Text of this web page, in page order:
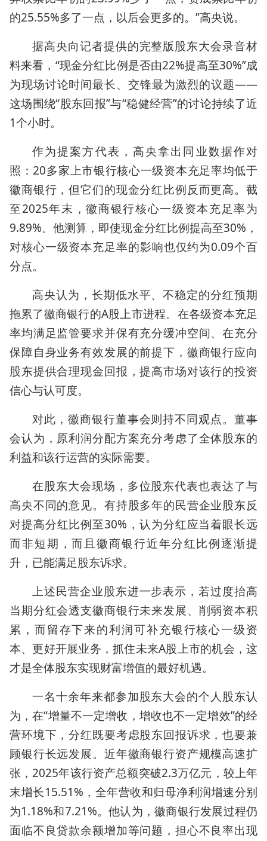
的25.55%多了一点，以后会更多的。”高央说。
据高央向记者提供的完整版股东大会录音材
料来看，“现金分红比例是否由22%提高至30%”成
为现场讨论时间最长、交锋最为激烈的议题——
这场围绕“股东回报”与“稳健经营”的讨论持续了近
1个小时。
作为提案方代表，高央拿出同业数据作对
照：20多家上市银行核心一级资本充足率均低于
徽商银行，但它们的现金分红比例反而更高。截
至2025年末，徽商银行核心一级资本充足率为
9.89%。他测算，即使现金分红比例提高至30%，
对核心一级资本充足率的影响也仅约为0.09个百
分点。
高央认为，长期低水平、不稳定的分红预期
拖累了徽商银行的A股上市进程。在各级资本充足
率均满足监管要求并保有充分缓冲空间、在充分
保障自身业务有效发展的前提下，徽商银行应向
股东提供合理现金回报，提高市场对该行的投资
信心与认可度。
对此，徽商银行董事会则持不同观点。董事
会认为，原利润分配方案充分考虑了全体股东的
利益和该行运营的实际需要。
在股东大会现场，多位股东代表也表达了与
高央不同的意见。有持股多年的民营企业股东反
对提高分红比例至30%，认为分红应当着眼长远
而非短期，而且徽商银行近年分红比例逐渐提
升，已能满足股东诉求。
上述民营企业股东进一步表示，若过度抬高
当期分红会透支徽商银行未来发展、削弱资本积
累，而留存下来的利润可补充银行核心一级资
本、更好开展业务，抓住未来A股上市的机会，这
才是全体股东实现财富增值的最好机遇。
一名十余年来都参加股东大会的个人股东认
为，在“增量不一定增收，增收也不一定增效”的经
营环境下，分红既要考虑股东回报诉求，也要兼
顾银行长远发展。近年徽商银行资产规模高速扩
张，2025年该行资产总额突破2.3万亿元，较上年
末增长15.51%，全年营收和归母净利润增速分别
为1.18%和7.21%。他认为，徽商银行发展过程仍
面临不良贷款余额增加等问题，担心不良率出现